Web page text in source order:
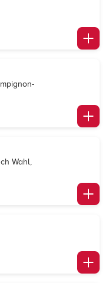
Wahl,